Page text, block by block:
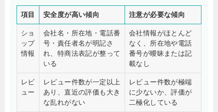
項目 安全度が高い傾向 注意が必要な傾向
ショ
ップ
情報
会社名・所在地・電話番
号・責任者名が明記さ
れ、特商法表記が整って
いる
会社情報がほとんど
なく、所在地や電話
番号が曖昧または記
載なし
レビ
ュー
レビュー件数が一定以上
あり、直近の評価も大き
な乱れがない
レビュー件数が極端
に少ないか、評価が
二極化している